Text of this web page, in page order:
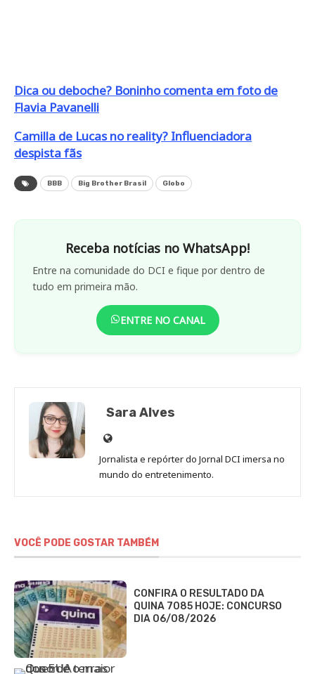
Dica ou deboche? Boninho comenta em foto de
Flavia Pavanelli
Camilla de Lucas no reality? Influenciadora
despista fãs
BBB Big Brother Brasil Globo
Receba notícias no WhatsApp!
Entre na comunidade do DCI e fique por dentro de
tudo em primeira mão.
ENTRE NO CANAL
Sara Alves
Site
de
Sara
Jornalista e repórter do Jornal DCI imersa no
mundo do entretenimento.
VOCÊ PODE GOSTAR TAMBÉM
CONFIRA O RESULTADO DA
QUINA 7085 HOJE: CONCURSO
DIA 06/08/2026